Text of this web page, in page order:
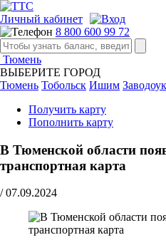
Личный кабинет
8 800 600 99 72
Тюмень
ВЫБЕРИТЕ ГОРОД
Тюмень Тобольск Ишим
Получить карту
Пополнить карту
В Тюменской области
транспортная карта
/ 07.09.2024